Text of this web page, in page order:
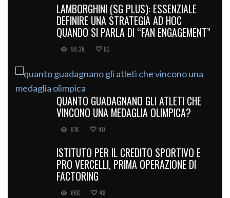
LAMBORGHINI (SG PLUS): ESSENZIALE
DEFINIRE UNA STRATEGIA AD HOC
QUANDO SI PARLA DI “FAN ENGAGEMENT”
98.3K 83
QUANTO GUADAGNANO GLI ATLETI CHE
VINCONO UNA MEDAGLIA OLIMPICA?
81K 40
ISTITUTO PER IL CREDITO SPORTIVO E
PRO VERCELLI, PRIMA OPERAZIONE DI
FACTORING
66K 48